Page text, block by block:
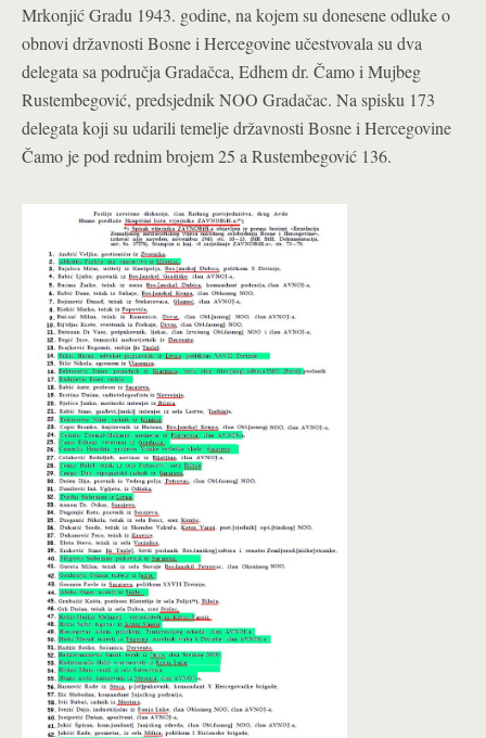
Mrkonjić Gradu 1943. godine, na kojem su donesene odluke o
obnovi državnosti Bosne i Hercegovine učestvovala su dva
delegata sa područja Gradačca, Edhem dr. Čamo i Mujbeg
Rustembegović, predsjednik NOO Gradačac. Na spisku 173
delegata koji su udarili temelje državnosti Bosne i Hercegovine
Čamo je pod rednim brojem 25 a Rustembegović 136.